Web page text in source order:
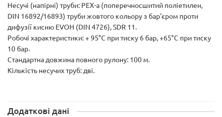
Несучі (напірні) труби: РЕХ-а (поперечносшитий поліетилен,
DIN 16892/16893) труби жовтого кольору з бар'єром проти
дифузії кисню EVOH (DIN 4726), SDR 11.
Робочі характеристики: + 95°С при тиску 6 бар, +65°С при тиску
10 бар.
Стандартна довжина повного рулону: 100 м.
Кількість несучих труб: дві.
Додаткові дані